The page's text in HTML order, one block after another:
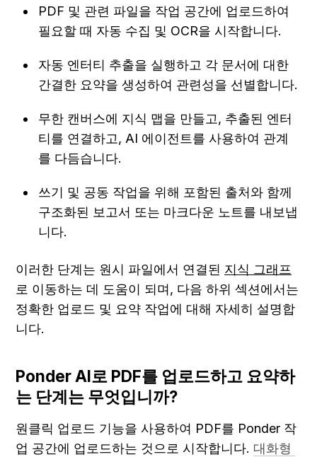
PDF 및 관련 파일을 작업 공간에 업로드하여
필요할 때 자동 수집 및 OCR을 시작합니다.
자동 엔터티 추출을 실행하고 각 문서에 대한
간결한 요약을 생성하여 관련성을 선별합니다.
무한 캔버스에 지식 맵을 만들고, 추출된 엔터
티를 연결하고, AI 에이전트를 사용하여 관계
를 다듬습니다.
쓰기 및 공동 작업을 위해 포함된 출처와 함께
구조화된 보고서 또는 마크다운 노트를 내보냅
니다.
이러한 단계는 원시 파일에서 연결된 지식 그래프
로 이동하는 데 도움이 되며, 다음 하위 섹션에서는
정확한 업로드 및 요약 작업에 대해 자세히 설명합
니다.
Ponder AI로 PDF를 업로드하고 요약하
는 단계는 무엇입니까?
원클릭 업로드 기능을 사용하여 PDF를 Ponder 작
업 공간에 업로드하는 것으로 시작합니다. 대화형